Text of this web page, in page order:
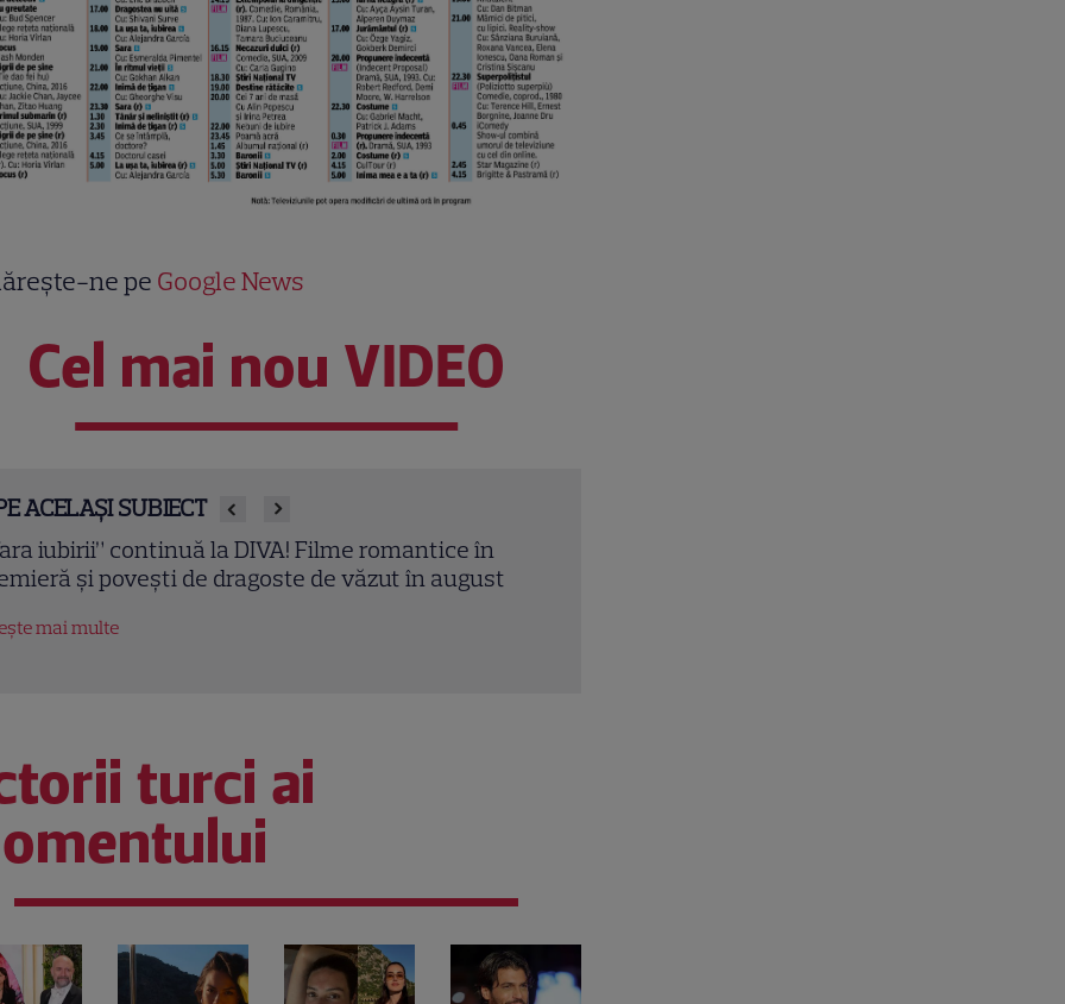
ne pe Google News
Cel mai nou VIDEO
ACELAȘI SUBIECT
roșie a câștigat la Poftiți pe la noi! Ce provocări
Nea Mărin concurenților diseară
mai multe
turci ai